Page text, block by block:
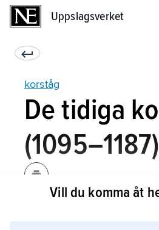
Uppslagsverket
korståg
De tidiga
(1095–1187)
Vill du komma åt